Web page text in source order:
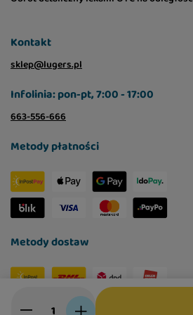
Kontakt
sklep@lugers.pl
Infolinia: pon-pt, 7:00 - 17:00
663-556-666
Metody płatności
Metody dostaw
Social media